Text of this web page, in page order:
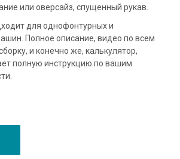
или оверсайз, спущенный рукав.
для однофонтурных и
Полное описание, видео по всем
и конечно же, калькулятор,
полную инструкцию по вашим